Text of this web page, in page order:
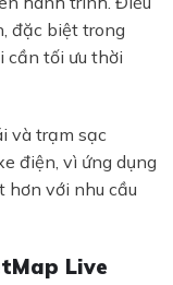
& LÁI
xe VinFast
×
đặc biệt trong
cần tối ưu thời
và trạm sạc
điện, vì ứng dụng
hơn với nhu cầu
Live